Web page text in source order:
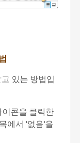
있는 방법입
이콘을 클릭한
에서 '없음'을